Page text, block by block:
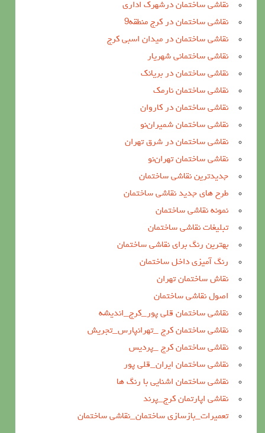
نقاشی ساختمان درشهرک اداری
نقاشی ساختمان در کرج منطقه9
نقاشی ساختمان در میدان اسبی کرج
نقاشی ساختمانی شهریار
نقاشی ساختمان در بریانک
نقاشی ساختمان نارمک
نقاشی ساختمان در کاروان
نقاشی ساختمان شمیران‌نو
نقاشی ساختمان در شرق تهران
نقاشی ساختمان تهران‌نو
جدیدترین نقاشی ساختمان
طرح های جدید نقاشی ساختمان
نمونه نقاشی ساختمان
تبلیغات نقاشی ساختمان
بهترین رنگ برای نقاشی ساختمان
رنگ آمیزی داخل ساختمان
نقاش ساختمان تهران
اصول نقاشی ساختمان
نقاشی ساختمان قلی پور_کرج_اندیشه
نقاشی ساختمان کرج _تهرانپارس_تجریش
نقاشی ساختمان کرج _پردیس
نقاشی ساختمان ایران_قلی پور
نقاشی ساختمان اشنایی با رنگ ها
نقاشی اپارتمان کرج_پرند
تعمیرات_بازسازی ساختمان_نقاشی ساختمان